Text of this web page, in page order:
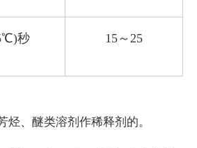
秒 15～25
烃、醚类溶剂作稀释剂的。